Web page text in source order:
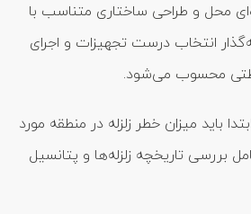
محل و طراحی ساختاری متناسب با
انتخاب درست تجهیزات و اجرای
محسوب می‌شود.
ابتدا باید میزان خطر زلزله در منطقه مورد
بررسی تاریخچه زلزله‌ها و پتانسیل